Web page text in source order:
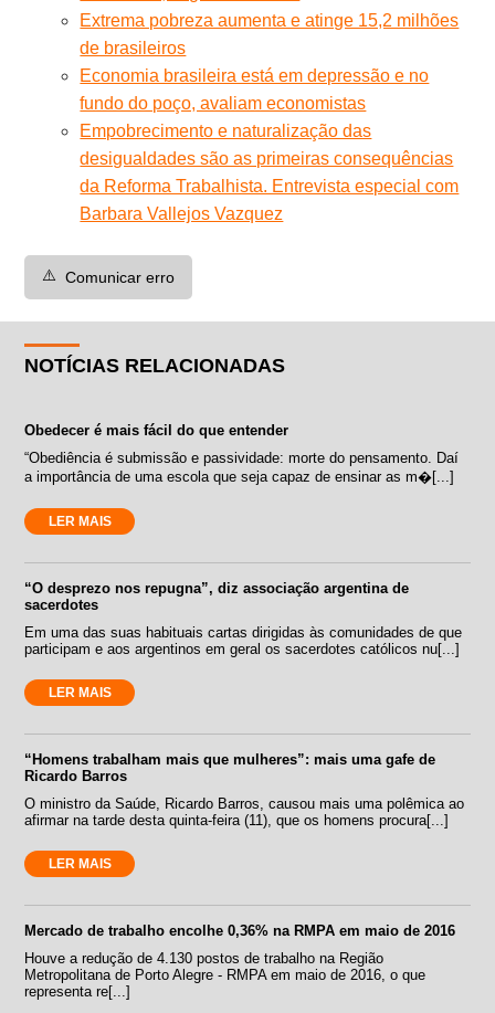
Extrema pobreza aumenta e atinge 15,2 milhões
de brasileiros
Economia brasileira está em depressão e no
fundo do poço, avaliam economistas
Empobrecimento e naturalização das
desigualdades são as primeiras consequências
da Reforma Trabalhista. Entrevista especial com
Barbara Vallejos Vazquez
⚠️ Comunicar erro
NOTÍCIAS RELACIONADAS
Obedecer é mais fácil do que entender
“Obediência é submissão e passividade: morte do pensamento. Daí
a importância de uma escola que seja capaz de ensinar as m�[...]
LER MAIS
“O desprezo nos repugna”, diz associação argentina de
sacerdotes
Em uma das suas habituais cartas dirigidas às comunidades de que
participam e aos argentinos em geral os sacerdotes católicos nu[...]
LER MAIS
“Homens trabalham mais que mulheres”: mais uma gafe de
Ricardo Barros
O ministro da Saúde, Ricardo Barros, causou mais uma polêmica ao
afirmar na tarde desta quinta-feira (11), que os homens procura[...]
LER MAIS
Mercado de trabalho encolhe 0,36% na RMPA em maio de 2016
Houve a redução de 4.130 postos de trabalho na Região
Metropolitana de Porto Alegre - RMPA em maio de 2016, o que
representa re[...]